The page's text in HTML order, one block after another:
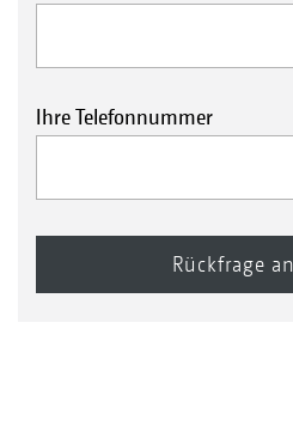
Ihre Telefonnummer